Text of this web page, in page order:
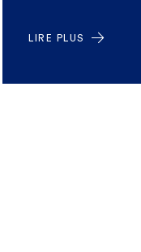
LIRE PLUS